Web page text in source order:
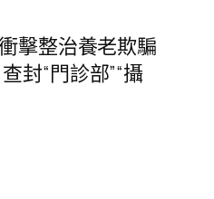
擊整治養老欺騙
封“門診部”“攝